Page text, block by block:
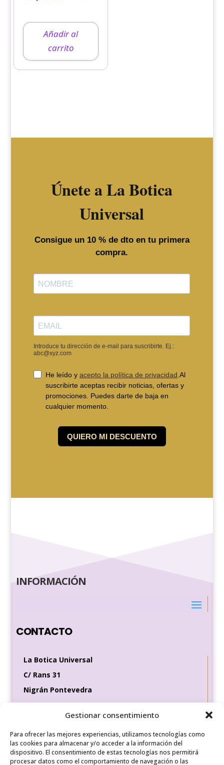
Gestionar consentimiento
Para ofrecer las mejores experiencias, utilizamos tecnologías como
las cookies para almacenar y/o acceder a la información del
dispositivo. El consentimiento de estas tecnologías nos permitirá
procesar datos como el comportamiento de navegación o las
Añadir al
carrito
INFORMACIÓN
CONTACTO
La Botica Universal
C/ Rans 31
Nigrán Pontevedra
36370
Tel de contacto
649 35 56 83